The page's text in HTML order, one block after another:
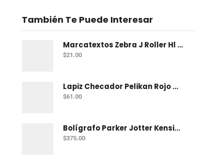
También Te Puede Interesar
Marcatextos Zebra J Roller Hl 2 Puntas Rosa
$21.00
Lapiz Checador Pelikan Rojo Carmin C/10
$61.00
Bolígrafo Parker Jotter Kensington Ct Bp
$375.00